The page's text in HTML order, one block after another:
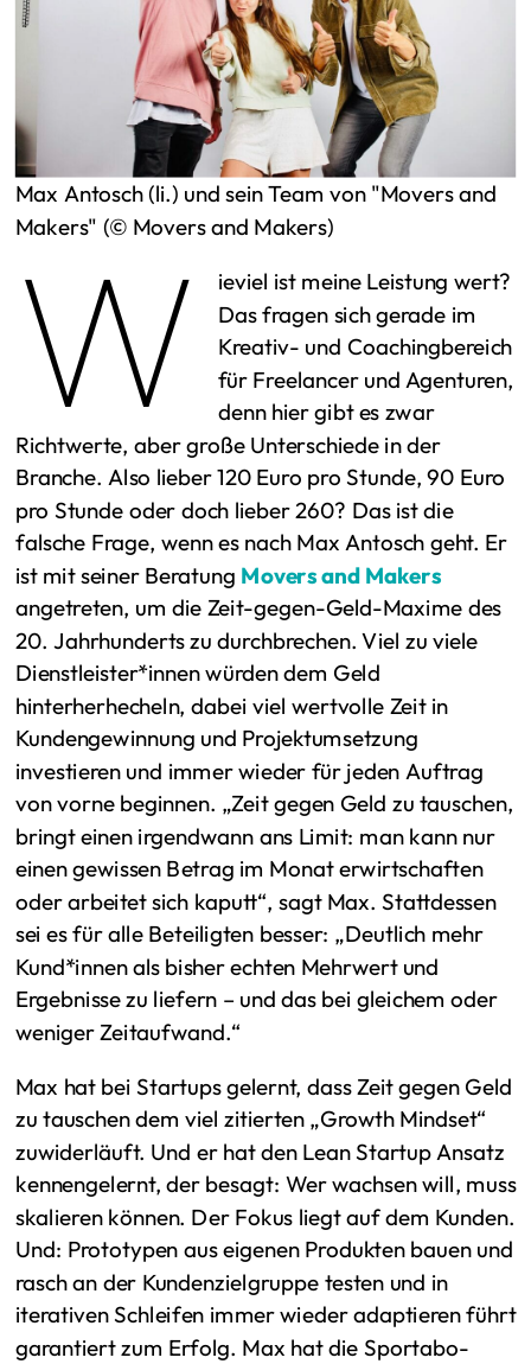
Max Antosch (li.) und sein Team von "Movers and
Makers" (© Movers and Makers)
W
ieviel ist meine Leistung wert?
Das fragen sich gerade im
Kreativ- und Coachingbereich
für Freelancer und Agenturen,
denn hier gibt es zwar
Richtwerte, aber große Unterschiede in der
Branche. Also lieber 120 Euro pro Stunde, 90 Euro
pro Stunde oder doch lieber 260? Das ist die
falsche Frage, wenn es nach Max Antosch geht. Er
ist mit seiner Beratung Movers and Makers
angetreten, um die Zeit-gegen-Geld-Maxime des
20. Jahrhunderts zu durchbrechen. Viel zu viele
Dienstleister*innen würden dem Geld
hinterherhecheln, dabei viel wertvolle Zeit in
Kundengewinnung und Projektumsetzung
investieren und immer wieder für jeden Auftrag
von vorne beginnen. „Zeit gegen Geld zu tauschen,
bringt einen irgendwann ans Limit: man kann nur
einen gewissen Betrag im Monat erwirtschaften
oder arbeitet sich kaputt“, sagt Max. Stattdessen
sei es für alle Beteiligten besser: „Deutlich mehr
Kund*innen als bisher echten Mehrwert und
Ergebnisse zu liefern – und das bei gleichem oder
weniger Zeitaufwand.“
Max hat bei Startups gelernt, dass Zeit gegen Geld
zu tauschen dem viel zitierten „Growth Mindset“
zuwiderläuft. Und er hat den Lean Startup Ansatz
kennengelernt, der besagt: Wer wachsen will, muss
skalieren können. Der Fokus liegt auf dem Kunden.
Und: Prototypen aus eigenen Produkten bauen und
rasch an der Kundenzielgruppe testen und in
iterativen Schleifen immer wieder adaptieren führt
garantiert zum Erfolg. Max hat die Sportabo-